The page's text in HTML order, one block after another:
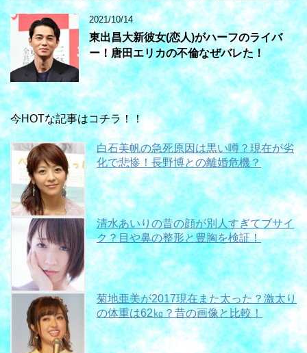
2021/10/14
東出昌大新彼女(恋人)がハーフのライバ
ー！唐田エリカの不倫なぜバレた！
今HOTな記事はコチラ！！
白石美帆の急死原因は黒い噂？現在が劣
化で悲惨！長野博との離婚危機？
清水あいりの昔の顔が別人すぎてブサイ
ク？目や鼻の整形と豊胸を検証！
菊地亜美が2017現在また太った？激太り
の体重は62㎏？昔の画像と比較！